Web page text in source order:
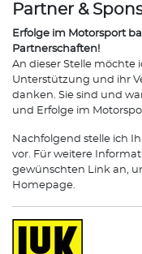
Partner &
Erfolge im Motorsport
Partnerschaften!
An dieser Stelle möchte
Unterstützung und ihr
danken. Sie sind und
und Erfolge im
Nachfolgend stelle ich
vor. Für weitere
gewünschten Link an,
Homepage.